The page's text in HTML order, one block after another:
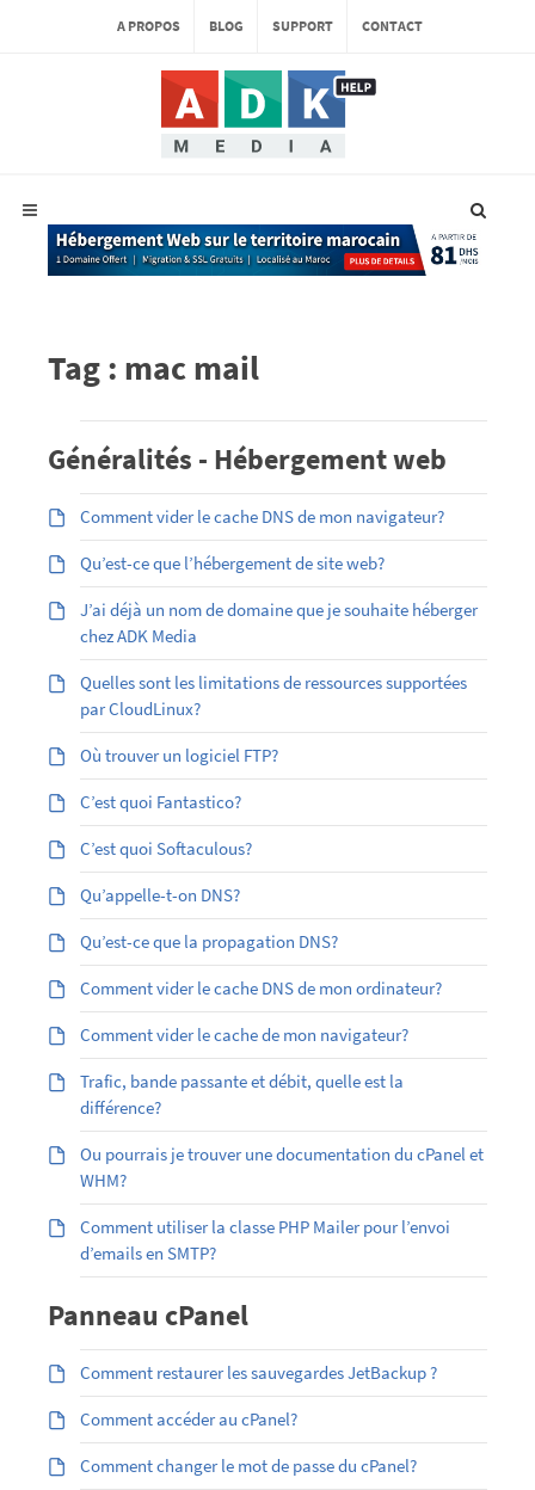
A PROPOS BLOG SUPPORT CONTACT
Tag : mac mail
Généralités - Hébergement web
Comment vider le cache DNS de mon navigateur?
Qu’est-ce que l’hébergement de site web?
J’ai déjà un nom de domaine que je souhaite héberger
chez ADK Media
Quelles sont les limitations de ressources supportées
par CloudLinux?
Où trouver un logiciel FTP?
C’est quoi Fantastico?
C’est quoi Softaculous?
Qu’appelle-t-on DNS?
Qu’est-ce que la propagation DNS?
Comment vider le cache DNS de mon ordinateur?
Comment vider le cache de mon navigateur?
Trafic, bande passante et débit, quelle est la
différence?
Ou pourrais je trouver une documentation du cPanel et
WHM?
Comment utiliser la classe PHP Mailer pour l’envoi
d’emails en SMTP?
Panneau cPanel
Comment restaurer les sauvegardes JetBackup ?
Comment accéder au cPanel?
Comment changer le mot de passe du cPanel?